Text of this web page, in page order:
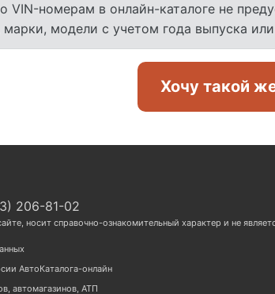
VIN-номерам в онлайн-каталоге не
марки, модели с учетом года выпуска
Хочу такой
206-81-02
носит справочно-ознакомительный характер и не
АвтоКаталога-онлайн
автомагазинов, АТП